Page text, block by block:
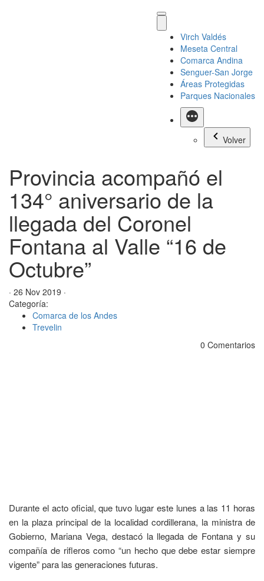
Virch Valdés
Meseta Central
Comarca Andina
Senguer-San Jorge
Áreas Protegidas
Parques Nacionales
Más
Volver
Provincia acompañó el
134° aniversario de la
llegada del Coronel
Fontana al Valle “16 de
Octubre”
· 26 Nov 2019 ·
Categoría:
Comarca de los Andes
Trevelin
0 Comentarios
Durante el acto oficial, que tuvo lugar este lunes a las 11 horas
en la plaza principal de la localidad cordillerana, la ministra de
Gobierno, Mariana Vega, destacó la llegada de Fontana y su
compañía de rifleros como “un hecho que debe estar siempre
vigente” para las generaciones futuras.